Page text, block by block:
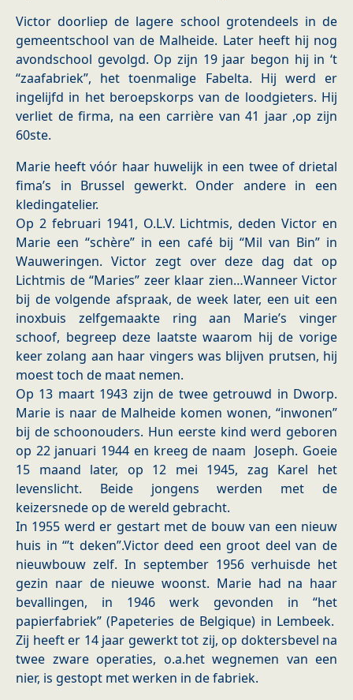
Victor doorliep de lagere school grotendeels in de
gemeentschool van de Malheide. Later heeft hij nog
avondschool gevolgd. Op zijn 19 jaar begon hij in ‘t
“zaafabriek”, het toenmalige Fabelta. Hij werd er
ingelijfd in het beroepskorps van de loodgieters. Hij
verliet de firma, na een carrière van 41 jaar ,op zijn
60ste.
Marie heeft vóór haar huwelijk in een twee of drietal
fima’s in Brussel gewerkt. Onder andere in een
kledingatelier.
Op 2 februari 1941, O.L.V. Lichtmis, deden Victor en
Marie een “schère” in een café bij “Mil van Bin” in
Wauweringen. Victor zegt over deze dag dat op
Lichtmis de “Maries” zeer klaar zien…Wanneer Victor
bij de volgende afspraak, de week later, een uit een
inoxbuis zelfgemaakte ring aan Marie’s vinger
schoof, begreep deze laatste waarom hij de vorige
keer zolang aan haar vingers was blijven prutsen, hij
moest toch de maat nemen.
Op 13 maart 1943 zijn de twee getrouwd in Dworp.
Marie is naar de Malheide komen wonen, “inwonen”
bij de schoonouders. Hun eerste kind werd geboren
op 22 januari 1944 en kreeg de naam Joseph. Goeie
15 maand later, op 12 mei 1945, zag Karel het
levenslicht. Beide jongens werden met de
keizersnede op de wereld gebracht.
In 1955 werd er gestart met de bouw van een nieuw
huis in “’t deken”.Victor deed een groot deel van de
nieuwbouw zelf. In september 1956 verhuisde het
gezin naar de nieuwe woonst. Marie had na haar
bevallingen, in 1946 werk gevonden in “het
papierfabriek” (Papeteries de Belgique) in Lembeek.
Zij heeft er 14 jaar gewerkt tot zij, op doktersbevel na
twee zware operaties, o.a.het wegnemen van een
nier, is gestopt met werken in de fabriek.